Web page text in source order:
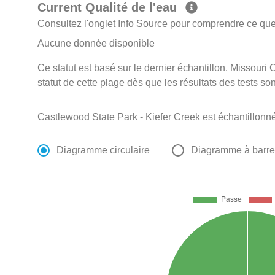
Current Qualité de l'eau
Consultez l'onglet Info Source pour comprendre ce
Aucune donnée disponible
Ce statut est basé sur le dernier échantillon. Missouri
statut de cette plage dès que les résultats des tests
Castlewood State Park - Kiefer Creek est
Diagramme circulaire Diagramme à